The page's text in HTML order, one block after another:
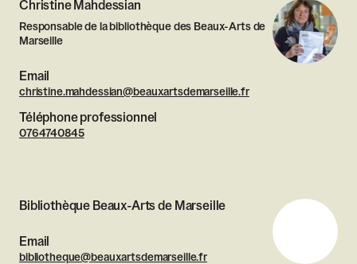
Christine Mahdessian
Responsable de la bibliothèque des Beaux-Arts de
Marseille
Email
christine.mahdessian@beauxartsdemarseille.fr
Téléphone professionnel
0764740845
Bibliothèque Beaux-Arts de Marseille
Email
bibliotheque@beauxartsdemarseille.fr